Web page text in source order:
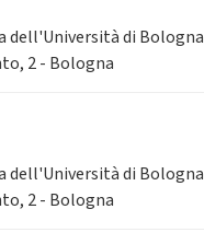
dell'Università di Bologna
2 - Bologna
dell'Università di Bologna
2 - Bologna